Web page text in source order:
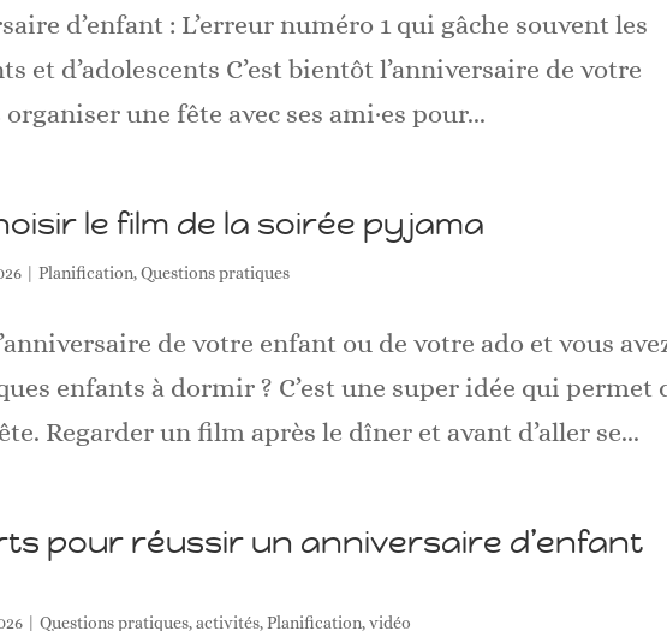
d’enfant : L’erreur numéro 1 qui gâche souvent les
et d’adolescents C’est bientôt l’anniversaire de votre
une fête avec ses ami·es pour...
le film de la soirée pyjama
|Planification,Questions pratiques
de votre enfant ou de votre ado et vous
enfants à dormir ? C’est une super idée qui permet
Regarder un film après le dîner et avant d’aller se...
pour réussir un anniversaire d’enfant
|Questions pratiques,activités,Planification,vidéo